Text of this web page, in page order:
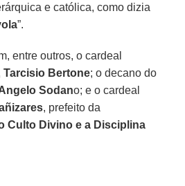
e católica, como dizia
”.
entre outros, o cardeal
Tarcisio Bertone; o decano do
Sodano; e o cardeal
, prefeito da
Culto Divino e a Disciplina